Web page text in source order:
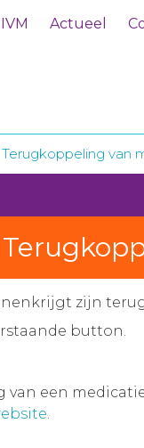
Actueel
Terugkoppeling
zijn
button.
een
.